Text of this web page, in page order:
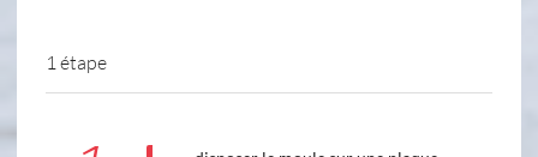
1 étape